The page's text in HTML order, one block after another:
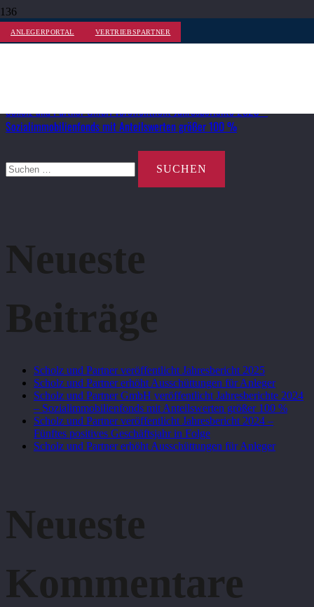
ANLEGERPORTAL VERTRIEBSPARTNER
Monat:September 2024
Scholz und Partner GmbH veröffentlicht Jahresberichte 2023 –
Sozialimmobilienfonds mit Anteilswerten größer 100 %
nach:
Neueste
Beiträge
Scholz und Partner veröffentlicht Jahresbericht 2025
Scholz und Partner erhöht Ausschüttungen für Anleger
Scholz und Partner GmbH veröffentlicht Jahresberichte 2024
– Sozialimmobilienfonds mit Anteilswerten größer 100 %
Scholz und Partner veröffentlicht Jahresbericht 2024 –
Fünftes positives Geschäftsjahr in Folge
Scholz und Partner erhöht Ausschüttungen für Anleger
Neueste
Kommentare